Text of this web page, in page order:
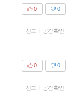
0
0
신고 | 공감 확인
0
0
신고 | 공감 확인